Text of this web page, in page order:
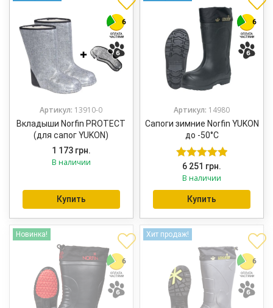
Артикул: 13910-0
Вкладыши Norfin PROTECT
(для сапог YUKON)
1 173 грн.
В наличии
Купить
Артикул: 14980
Сапоги зимние Norfin YUKON
до -50°С
Оценка5.00
из 5
6 251 грн.
В наличии
Купить
Новинка! Хит продаж!